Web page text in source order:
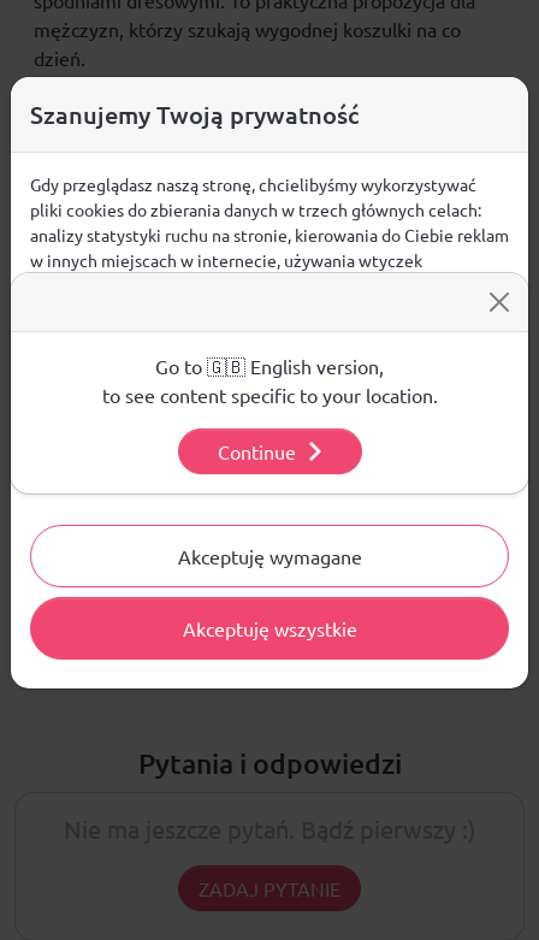
mężczyzn, którzy szukają wygodnej koszulki na co
dzień.
CECHY PRODUKTU
grubsza, bawełniana dzianinazapewnia trwałość i
komfort codziennego noszenia
krój regularwygodnie dopasowuje się do sylwetki
okrągły dekoltnadaje koszulce klasyczne
wykończenie
sylwetce
bez kieszeni – prosty i uniwersalny fason
materiał główny:bawełna 100%
ŚREDNIA OCENA:
Nie ma jeszcze żadnej recenzji produktu
Pytania i odpowiedzi
ZADAJ PYTANIE
Szanujemy Twoją prywatność
Gdy przeglądasz naszą stronę, chcielibyśmy wykorzystywać
pliki cookies do zbierania danych w trzech głównych celach:
analizy statystyki ruchu na stronie, kierowania do Ciebie reklam
w innych miejscach w internecie, używania wtyczek
używanych plików cookies.
Aby dowiedzieć się więcej o plikach cookie i tym, jak
wykorzystujemy Twoje dane, odwiedź naszą Polityką
Akceptuję wymagane
Akceptuję wszystkie
Go to 🇬🇧 English version,
to see content specific to your location.
Continue